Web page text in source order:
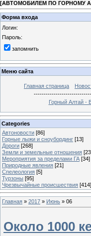
[АВТОМОБИЛЕМ ПО ГОРНОМУ
Форма входа
Логин:
Пароль:
запомнить
Меню сайта
Главная страница
Горный Алтай -
Categories
Автоновости [86]
Горные лыжи и сноубординг [13]
Дороги [268]
Земли и земельные отношения
Мероприятия за пределами ГА [34]
Природные явления [21]
Спелеология [5]
Турзоны [95]
Чрезвычайные происшествия [414]
Главная » 2017 » Июнь » 06
Около 1000